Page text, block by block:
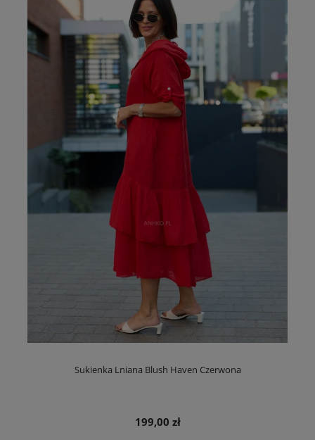
Sukienka Lniana Blush Haven Czerwona
199,00 zł